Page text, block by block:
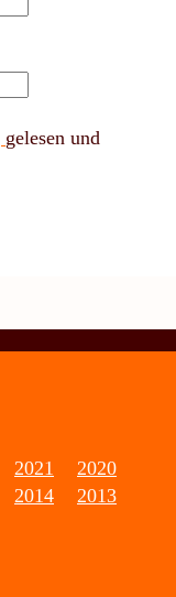
gelesen und
2021
2020
2014
2013